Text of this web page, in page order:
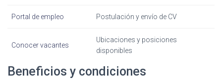
Portal de empleo Postulación y envío de CV
Conocer vacantes
Ubicaciones y posiciones
disponibles
Beneficios y condiciones